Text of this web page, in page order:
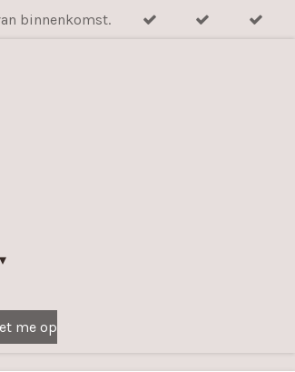
binnenkomst.
me op